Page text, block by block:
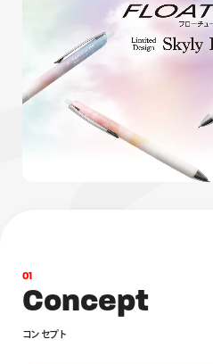
画材
その他
01
Concept
コン セプ ト